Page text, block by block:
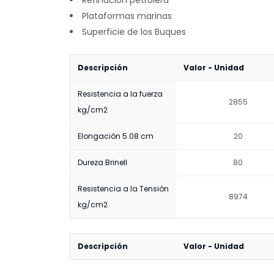
Plataformas marinas
Superficie de los Buques
Descripción Valor - Unidad
Resistencia a la fuerza
kg/cm2
2855
Elongación 5.08 cm 20
Dureza Brinell 80
Resistencia a la Tensión
kg/cm2
8974
Descripción Valor - Unidad